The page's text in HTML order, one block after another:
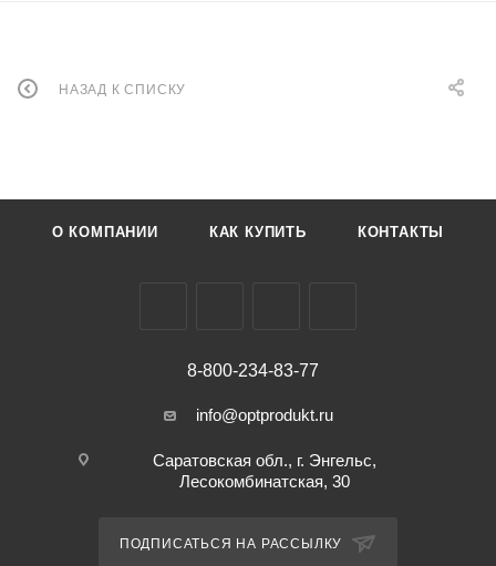
НАЗАД К СПИСКУ
О КОМПАНИИ КАК КУПИТЬ КОНТАКТЫ
8-800-234-83-77
info@optprodukt.ru
Саратовская обл., г. Энгельс,
Лесокомбинатская, 30
ПОДПИСАТЬСЯ НА РАССЫЛКУ